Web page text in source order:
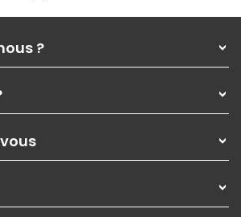
?
pros
graphique
RDV personnalisé